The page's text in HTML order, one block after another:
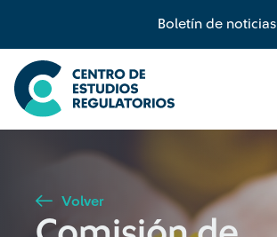
Boletín de noticias
Búsqueda
Seleccione país
Tipo de artículo
Volver